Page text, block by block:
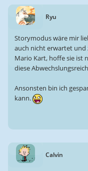
Ryu
Storymodus wäre mir
auch nicht erwartet und
Mario Kart, hoffe sie ist
diese
Ansonsten bin ich
kann.
Calvin